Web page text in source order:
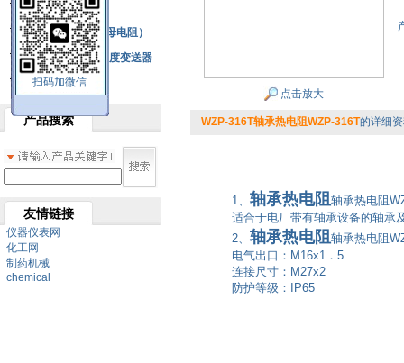
扫码加微信
热电阻
铂热电阻元件（云母电阻）
SBW系列一体化温度变送器
双金属温度计
产品搜索
友情链接
仪器仪表网
化工网
制药机械
chemical
点击放大
WZP-316T轴承热电阻WZP-316T的详细
1、 轴承热电阻轴承热电阻
适合于电厂带有轴承设备的轴承
2、 轴承热电阻轴承热电阻
电气出口：M16x1．5
连接尺寸：M27x2
防护等级：IP65